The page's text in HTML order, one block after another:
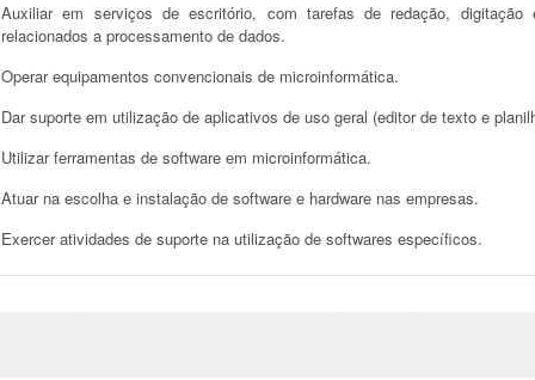
Auxiliar em serviços de escritório, com tarefas de redação, digitação
relacionados a processamento de dados.
Operar equipamentos convencionais de microinformática.
Dar suporte em utilização de aplicativos de uso geral (editor de texto e
Utilizar ferramentas de software em microinformática.
Atuar na escolha e instalação de software e hardware nas empresas.
Exercer atividades de suporte na utilização de softwares específicos.